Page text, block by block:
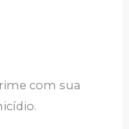
com sua